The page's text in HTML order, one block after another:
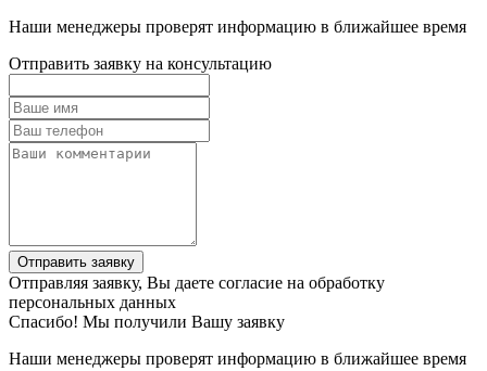
Наши менеджеры проверят информацию в ближайшее время
Отправить заявку на консультацию
Отправить заявку
Отправляя заявку, Вы даете согласие на обработку
персональных данных
Спасибо! Мы получили Вашу заявку
Наши менеджеры проверят информацию в ближайшее время